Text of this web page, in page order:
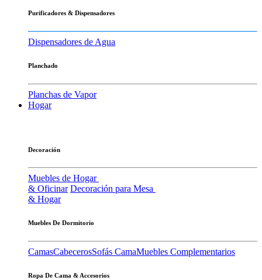
Purificadores & Dispensadores
Dispensadores de Agua
Planchado
Planchas de Vapor
Hogar
Decoración
Muebles de Hogar
& Oficinar Decoración para Mesa
& Hogar
Muebles De Dormitorio
CamasCabecerosSofás CamaMuebles Complementarios
Ropa De Cama & Accesorios